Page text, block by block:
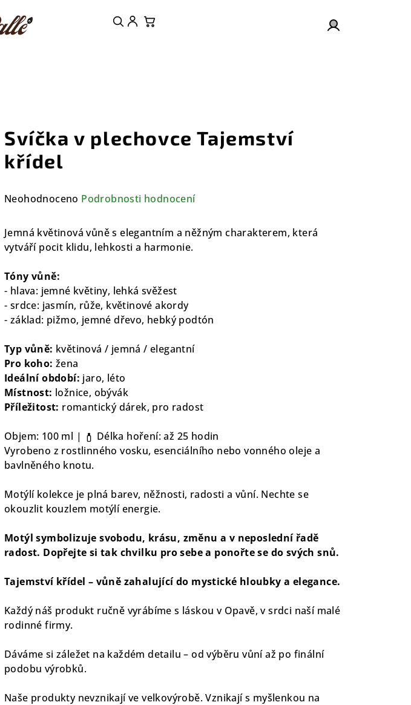
Svíčka v plechovce Tajemství
křídel
Průměrné
produktu
je
0,0
z
hvězdiček.
Neohodnoceno Podrobnosti hodnocení
Jemná květinová vůně s elegantním a něžným charakterem, která
vytváří pocit klidu, lehkosti a harmonie.
Tóny vůně:
- hlava: jemné květiny, lehká svěžest
- srdce: jasmín, růže, květinové akordy
- základ: pižmo, jemné dřevo, hebký podtón
Typ vůně: květinová / jemná / elegantní
Pro koho: žena
Ideální období: jaro, léto
Místnost: ložnice, obývák
Příležitost: romantický dárek, pro radost
Objem: 100 ml |
Délka hoření: až 25 hodin
Vyrobeno z rostlinného vosku, esenciálního nebo vonného oleje a
bavlněného knotu.
Motýlí kolekce je plná barev, něžnosti, radosti a vůní. Nechte se
okouzlit kouzlem motýlí energie.
Motýl symbolizuje svobodu, krásu, změnu a v neposlední řadě
radost. Dopřejte si tak chvilku pro sebe a ponořte se do svých snů.
Tajemství křídel – vůně zahalující do mystické hloubky a elegance.
Každý náš produkt ručně vyrábíme s láskou v Opavě, v srdci naší malé
rodinné firmy.
Dáváme si záležet na každém detailu – od výběru vůní až po finální
podobu výrobků.
Naše produkty nevznikají ve velkovýrobě. Vznikají s myšlenkou na